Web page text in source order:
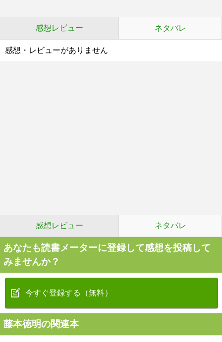
感想レビュー ネタバレ
感想・レビューがありません
感想レビュー ネタバレ
あなたも読書メーターに登録して感想を投稿して
みませんか？
今すぐ登録する（無料）
藤本徳明の関連本